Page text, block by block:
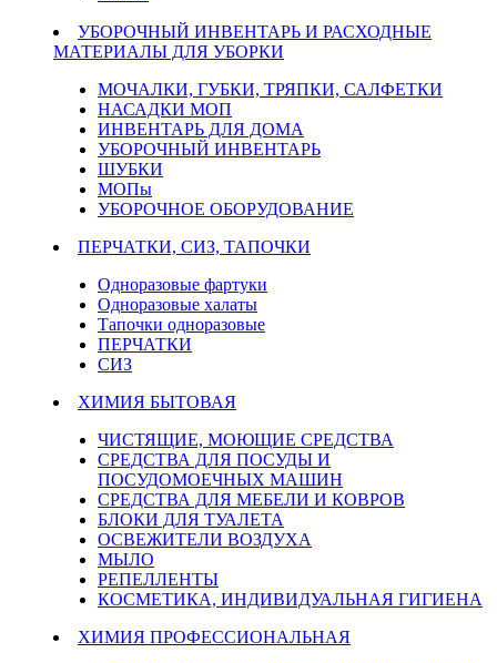
УБОРОЧНЫЙ ИНВЕНТАРЬ И РАСХОДНЫЕ
МАТЕРИАЛЫ ДЛЯ УБОРКИ
МОЧАЛКИ, ГУБКИ, ТРЯПКИ, САЛФЕТКИ
НАСАДКИ МОП
ИНВЕНТАРЬ ДЛЯ ДОМА
УБОРОЧНЫЙ ИНВЕНТАРЬ
ШУБКИ
МОПы
УБОРОЧНОЕ ОБОРУДОВАНИЕ
ПЕРЧАТКИ, СИЗ, ТАПОЧКИ
Одноразовые фартуки
Одноразовые халаты
Тапочки одноразовые
ПЕРЧАТКИ
СИЗ
ХИМИЯ БЫТОВАЯ
ЧИСТЯЩИЕ, МОЮЩИЕ СРЕДСТВА
СРЕДСТВА ДЛЯ ПОСУДЫ И
ПОСУДОМОЕЧНЫХ МАШИН
СРЕДСТВА ДЛЯ МЕБЕЛИ И КОВРОВ
БЛОКИ ДЛЯ ТУАЛЕТА
ОСВЕЖИТЕЛИ ВОЗДУХА
МЫЛО
РЕПЕЛЛЕНТЫ
КОСМЕТИКА, ИНДИВИДУАЛЬНАЯ ГИГИЕНА
ХИМИЯ ПРОФЕССИОНАЛЬНАЯ